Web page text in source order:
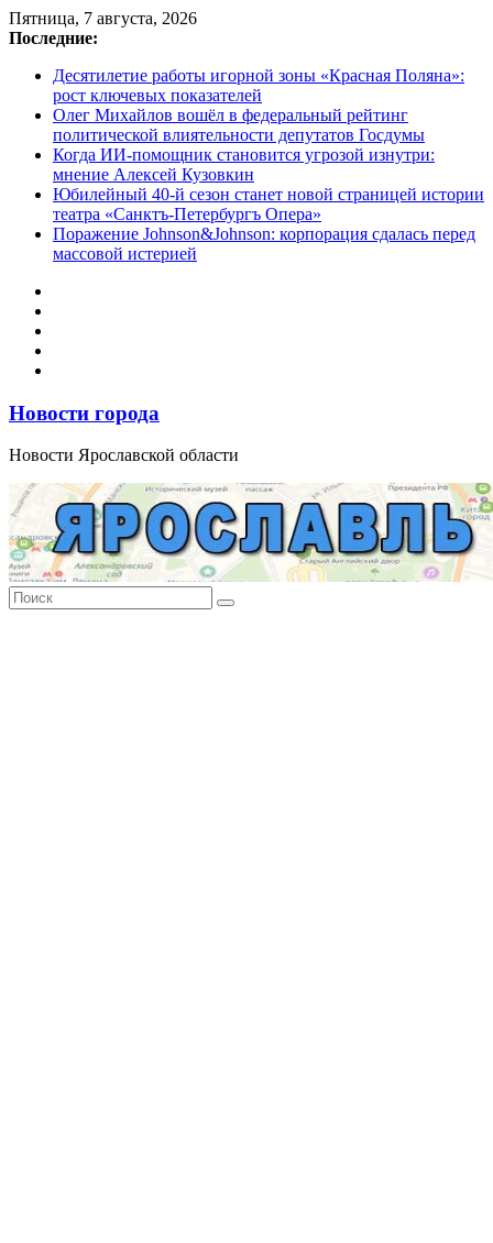
Перейти
к
Пятница, 7 августа, 2026
Последние:
Десятилетие работы игорной зоны «Красная Поляна»:
рост ключевых показателей
Олег Михайлов вошёл в федеральный рейтинг
политической влиятельности депутатов Госдумы
Когда ИИ-помощник становится угрозой изнутри:
мнение Алексей Кузовкин
Юбилейный 40-й сезон станет новой страницей истории
театра «Санктъ-Петербургъ Опера»
Поражение Johnson&Johnson: корпорация сдалась перед
массовой истерией
Новости города
Новости Ярославской области